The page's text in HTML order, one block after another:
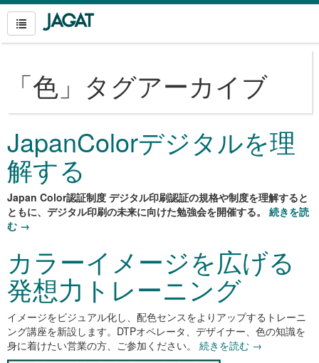
「色 」タグアーカイブ
JapanColorデジタルを理
解する
Japan Color認証制度 デジタル印刷認証の規格や制度を理解すると
ともに、デジタル印刷の未来に向けた勉強会を開催する。 続きを読
む →
カラーイメージを広げる
発想力トレーニング
イメージをビジュアル化し、配色センスをよりアップするトレーニ
ング講座を新設します。DTPオペレータ、デザイナー、色の知識を
身に着けたい営業の方、ご参加ください。
続きを読む →